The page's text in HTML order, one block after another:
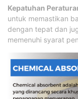
Kepatuhan
untuk memastikan
dengan tepat dan
memenuhi syarat